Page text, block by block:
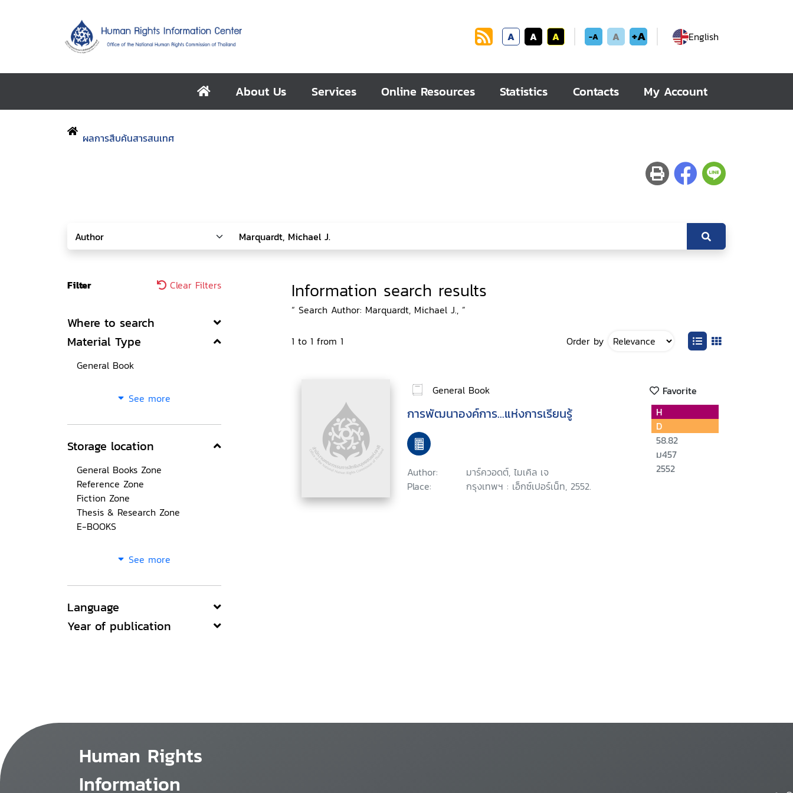
A A A -A A +A English
About Us Services Online Resources Statistics Contacts My Account
ผลการสืบค้นสารสนเทศ
Filter Clear Filters
Where to search
Material Type
General Book
See more
Storage location
General Books Zone
Reference Zone
Fiction Zone
Thesis & Research Zone
E-BOOKS
See more
Language
Year of publication
Information search results
“ Search Author: Marquardt, Michael J., ”
1 to 1 from 1 Order by
General Book Favorite
การพัฒนาองค์การ...แห่งการเรียนรู้
Author:
มาร์ควอดต์, ไมเคิล เจ
Place:
กรุงเทพฯ : เอ็กซ์เปอร์เน็ท, 2552.
H
D
58.82
ม457
2552
Human Rights
Information